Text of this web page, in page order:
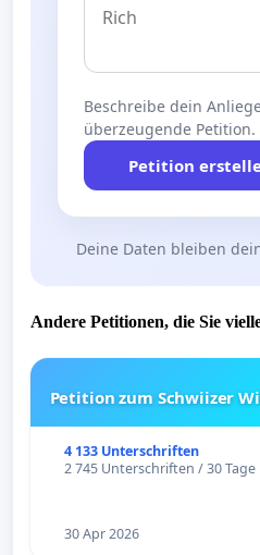
Beschreibe dein
überzeugende Petition.
Petition
Deine Daten bleiben
Andere Petitionen, die Sie
Petition zum Schwiizer
4 133 Unterschriften
2 745 Unterschriften / 30 Tage
30 Apr 2026